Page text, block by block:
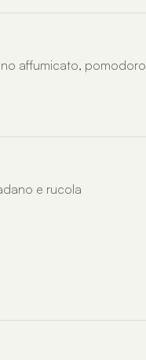
affumicato, pomodoro
e rucola